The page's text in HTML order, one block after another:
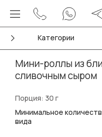
Категории
Мини-роллы из
сливочным сыром
Порция: 30 г
Минимальное
вида